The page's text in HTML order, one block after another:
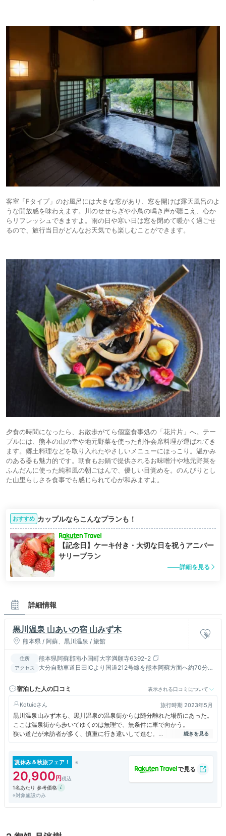
客室「Fタイプ」のお風呂には大きな窓があり、窓を開けば露天風呂のよ
うな開放感を味わえます。川のせせらぎや小鳥の鳴き声が聴こえ、心か
らリフレッシュできますよ。雨の日や寒い日は窓を閉めて暖かく過ごせ
るので、旅行当日がどんなお天気でも楽しむことができます。
夕食の時間になったら、お散歩がてら個室食事処の「花片片」へ。テー
ブルには、熊本の山の幸や地元野菜を使った創作会席料理が運ばれてき
ます。郷土料理などを取り入れたやさしいメニューにほっこり。温かみ
のある器も魅力的です。朝食もお鍋で提供されるお味噌汁や地元野菜を
ふんだんに使った純和風の朝ごはんで、優しい目覚めを。のんびりとし
た山里らしさを食事でも感じられて心が和みますよ。
おすすめ カップルならこんなプランも！
【記念日】ケーキ付き・大切な日を祝うアニバー
サリープラン
詳細を見る
詳細情報
黒川温泉 山あいの宿 山みず木
熊本県 / 阿蘇、黒川温泉 / 旅館
住所 熊本県阿蘇郡南小国町大字満願寺6392-2
アクセス
大分自動車道日田ICより国道212号線を熊本阿蘇方面へ約70分／
宿泊した人の口コミ
表示される口コミについて
Kotuic 旅行時期 2023年5月
黒川温泉山みず木も、黒川温泉の温泉街からは随分離れた場所にあった。
ここは温泉街から歩いてゆくのは無理で、無条件に車で向かう。
狭い道だが来訪者が多く、慎重に行き違いして進む。
「山は山のまま みずは水のまま 木は木のまま それが山みず木の全てで
す」
「何もないがここにはあります」
に確かに近くなるのであろう。
ひっそりと空いていれば上記のコンセプトを堪能できたかもしれないが、
なお、撮影禁止のため写真の登録はない
夏休み＆秋旅フェア！
20,900
1名あたり 参考価格
※対象施設のみ